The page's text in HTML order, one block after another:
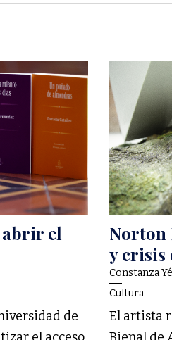
el
de
Norton
y crisis
Constanza
Cultura
El artista